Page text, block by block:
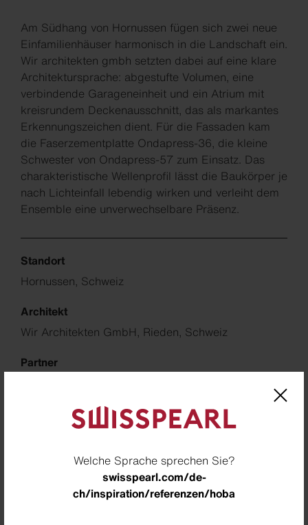
Welche Sprache sprechen Sie?
swisspearl.com/de-
ch/inspiration/referenzen/hoba
Am Südhang von Hornussen fügen sich zwei neue
Einfamilienhäuser harmonisch in die Landschaft ein.
Wir architekten gmbh setzten dabei auf eine klare
Architektursprache: abgestufte Volumen, eine
verbindende Garageneinheit und ein Atrium mit
kreisrundem Deckenausschnitt, das als markantes
Erkennungszeichen dient. Für die Fassaden kam
die Faserzementplatte Ondapress-36, die kleine
Schwester von Ondapress-57 zum Einsatz. Das
charakteristische Wellenprofil lässt die Baukörper je
nach Lichteinfall lebendig wirken und verleiht dem
Ensemble eine unverwechselbare Präsenz.
Standort
Hornussen, Schweiz
Architekt
Wir Architekten GmbH, Rieden, Schweiz
Partner
Archibatch, Zürich, Schweiz
Downloads